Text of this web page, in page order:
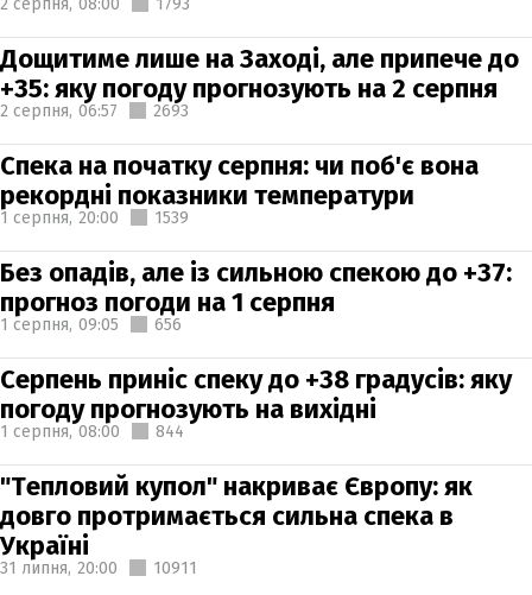
Дощитиме лише на Заході, але припече до
+35: яку погоду прогнозують на 2 серпня
2 серпня, 06:57 2693
Спека на початку серпня: чи поб'є вона
рекордні показники температури
1 серпня, 20:00 1539
Без опадів, але із сильною спекою до +37:
прогноз погоди на 1 серпня
1 серпня, 09:05 656
Серпень приніс спеку до +38 градусів: яку
погоду прогнозують на вихідні
1 серпня, 08:00 844
"Тепловий купол" накриває Європу: як
довго протримається сильна спека в
Україні
31 липня, 20:00 10911